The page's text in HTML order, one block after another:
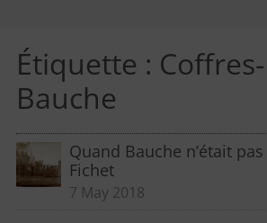
Étiquette :
Bauche
Quand Bauche n’était
Fichet
7 May 2018